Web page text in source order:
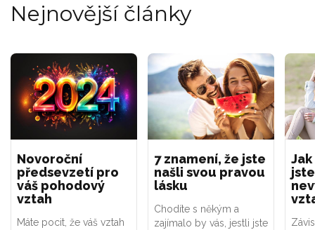
Nejnovější články
Novoroční
předsevzetí pro
váš pohodový
vztah
Máte pocit, že váš vztah
7 znamení, že jste
našli svou pravou
lásku
Chodíte s někým a
zajímalo by vás, jestli jste